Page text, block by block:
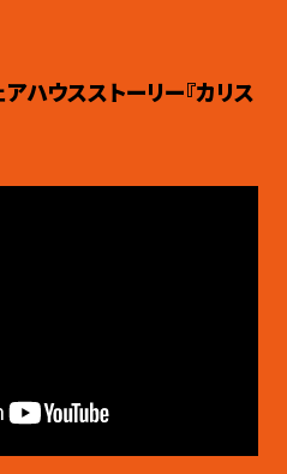
ウスストーリー『カリス